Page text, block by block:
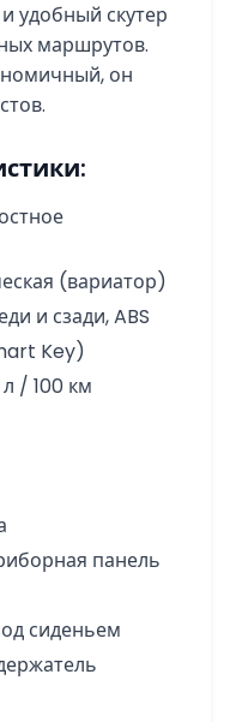
удобный скутер
маршрутов.
он
(вариатор)
и сзади, ABS
Key)
/ 100 км
панель
сиденьем